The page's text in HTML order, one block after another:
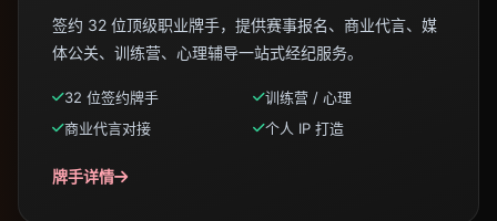
签约 32 位顶级职业牌手，提供赛事报名、商业代言、媒
体公关、训练营、心理辅导一站式经纪服务。
32 位签约牌手
训练营 / 心理
商业代言对接
个人 IP 打造
牌手详情